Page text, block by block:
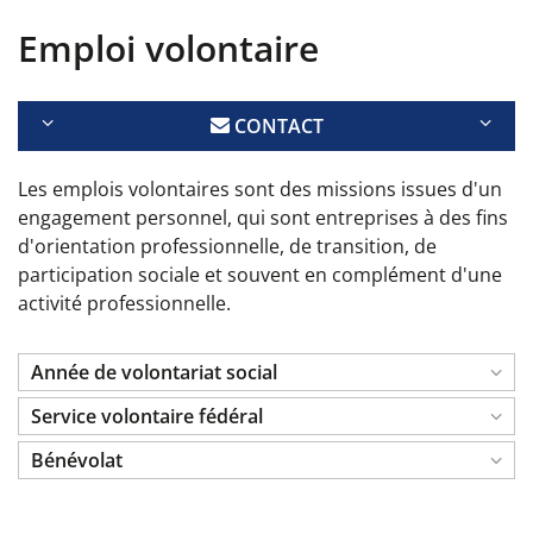
Emploi volontaire
CONTACT
Les emplois volontaires sont des missions issues d'un
engagement personnel, qui sont entreprises à des fins
d'orientation professionnelle, de transition, de
participation sociale et souvent en complément d'une
activité professionnelle.
Année de volontariat social
Service volontaire fédéral
Bénévolat